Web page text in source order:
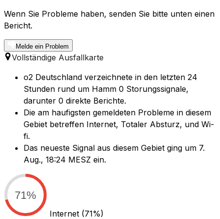
Wenn Sie Probleme haben, senden Sie bitte unten einen
Bericht.
Melde ein Problem
Vollständige Ausfallkarte
o2 Deutschland verzeichnete in den letzten 24
Stunden rund um Hamm 0 Storungssignale,
darunter 0 direkte Berichte.
Die am haufigsten gemeldeten Probleme in diesem
Gebiet betreffen Internet, Totaler Absturz, und Wi-
fi.
Das neueste Signal aus diesem Gebiet ging um 7.
Aug., 18:24 MESZ ein.
71%
Internet (71%)